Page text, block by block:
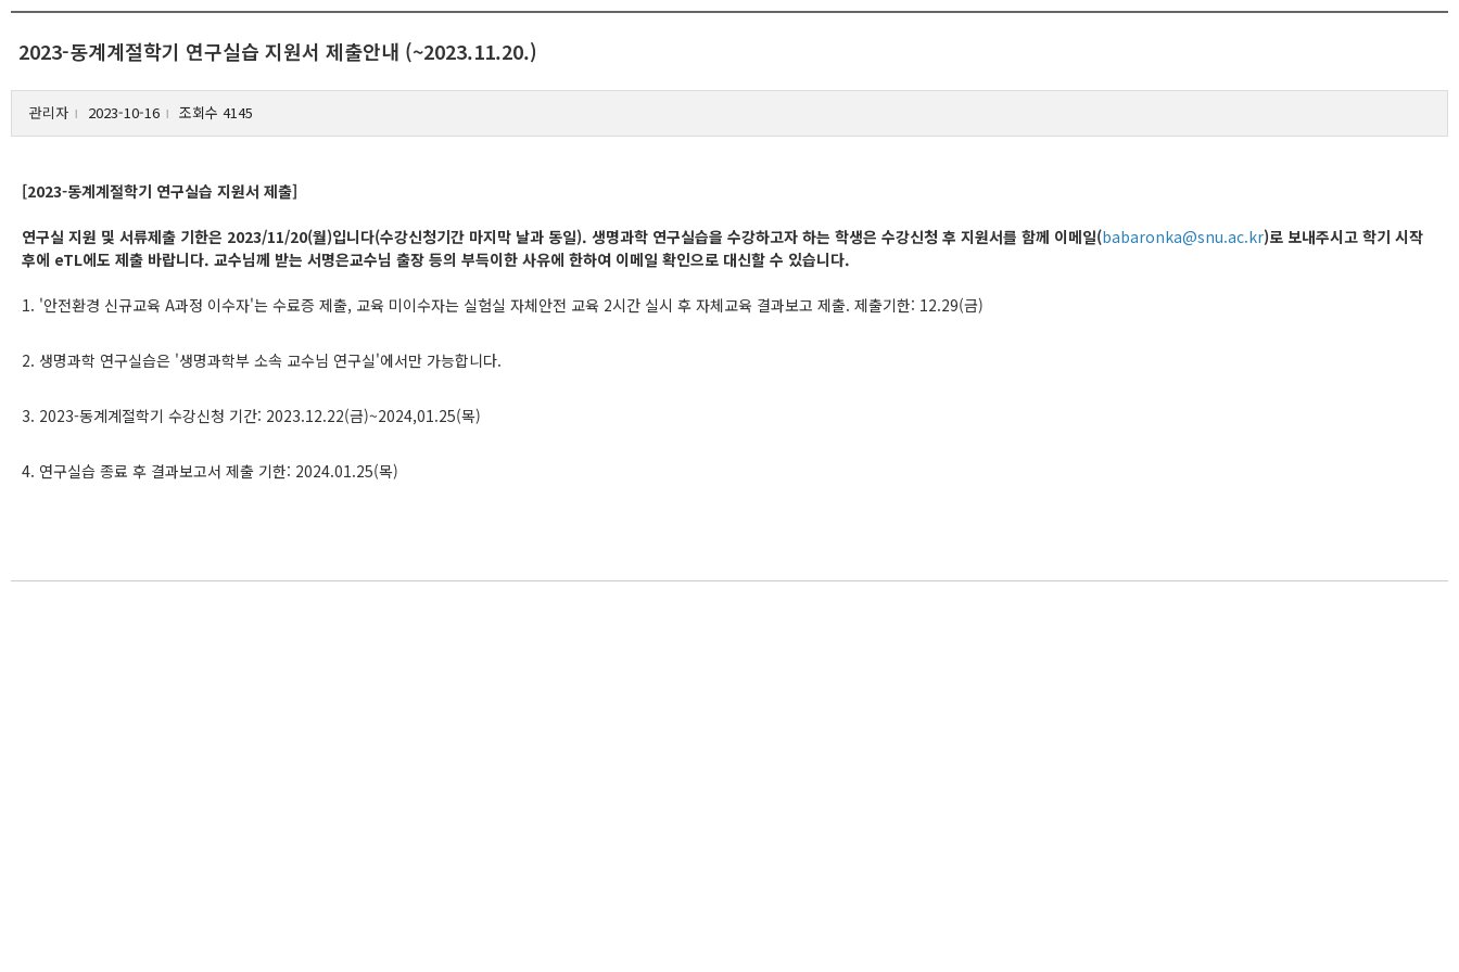
2023-동계계절학기 연구실습 지원서 제출안내 (~2023.11.20.)
관리자 l 2023-10-16 l 조회수 4145
[2023-동계계절학기 연구실습 지원서 제출]
연구실 지원 및 서류제출 기한은 2023/11/20(월)입니다(수강신청기간 마지막 날과 동일). 생명과학 연구실습을 수강하고자 하는 학생은 수강신청 후 지원서를 함께 이메일(babaronka@snu.ac.kr)로 보내주시고 학기 시작
후에 eTL에도 제출 바랍니다. 교수님께 받는 서명은교수님 출장 등의 부득이한 사유에 한하여 이메일 확인으로 대신할 수 있습니다.
1. '안전환경 신규교육 A과정 이수자'는 수료증 제출, 교육 미이수자는 실험실 자체안전 교육 2시간 실시 후 자체교육 결과보고 제출. 제출기한: 12.29(금)
2. 생명과학 연구실습은 '생명과학부 소속 교수님 연구실'에서만 가능합니다.
3. 2023-동계계절학기 수강신청 기간: 2023.12.22(금)~2024,01.25(목)
4. 연구실습 종료 후 결과보고서 제출 기한: 2024.01.25(목)